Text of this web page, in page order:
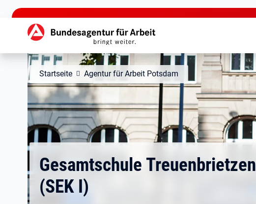
zu den Hauptinhalten springen
Hauptnavigation
Startseite Agentur für Arbeit Potsdam
Gesamtschule Treuenbrietzen
(SEK I)